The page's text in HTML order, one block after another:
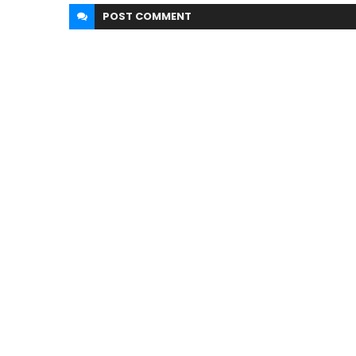
POST COMMENT